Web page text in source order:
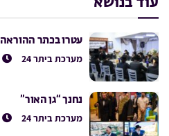
עוד בנושא
עטרו בכתר ההוראה
מערכת ביתר 24
נחנך “גן האור”
מערכת ביתר 24